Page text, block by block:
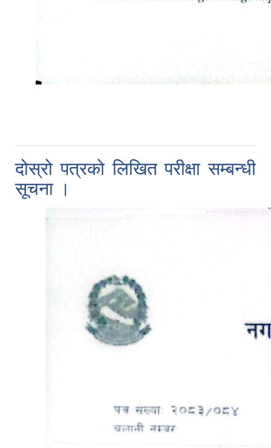
दोस्रो पत्रको लिखित परीक्षा सम्बन्धी
सूचना ।